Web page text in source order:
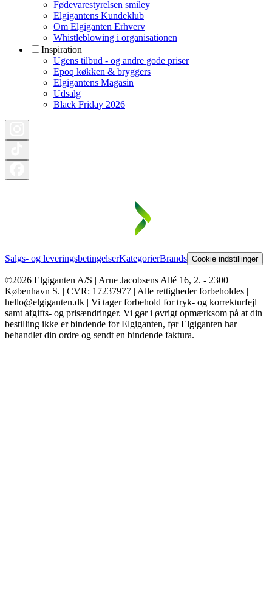
Fødevarestyrelsen smiley
Elgigantens Kundeklub
Om Elgiganten Erhverv
Whistleblowing i organisationen
Inspiration
Ugens tilbud - og andre gode priser
Epoq køkken & bryggers
Elgigantens Magasin
Udsalg
Black Friday 2026
Salgs- og leveringsbetingelserKategorierBrands Cookie indstillinger
©2026 Elgiganten A/S | Arne Jacobsens Allé 16, 2. - 2300
København S. | CVR: 17237977 | Alle rettigheder forbeholdes |
hello@elgiganten.dk | Vi tager forbehold for tryk- og korrekturfejl
samt afgifts- og prisændringer. Vi gør i øvrigt opmærksom på at din
bestilling ikke er bindende for Elgiganten, før Elgiganten har
behandlet din ordre og sendt en bindende faktura.